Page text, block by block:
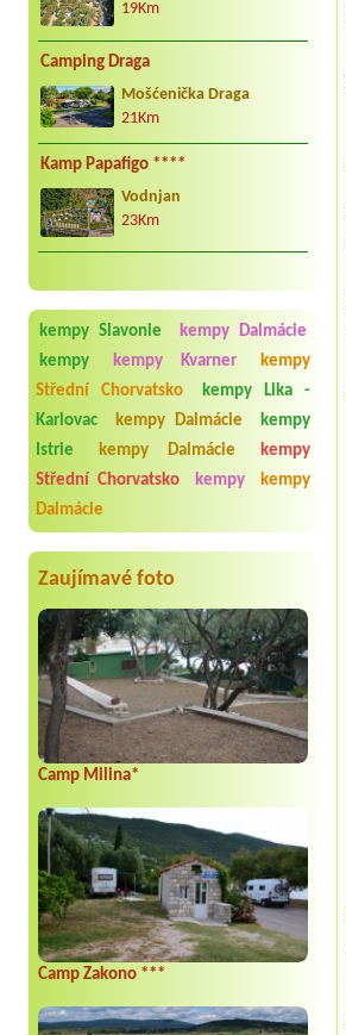
19Km
Camping Draga
Mošćenička Draga
21Km
Kamp Papafigo ****
Vodnjan
23Km
kempy Slavonie
kempy Dalmácie
kempy
kempy Kvarner
kempy
Střední Chorvatsko
kempy Lika -
Karlovac
kempy Dalmácie
kempy
Istrie
kempy Dalmácie
kempy
Střední Chorvatsko
kempy
kempy
Dalmácie
Zaujímavé foto
Camp Milina*
Camp Zakono ***